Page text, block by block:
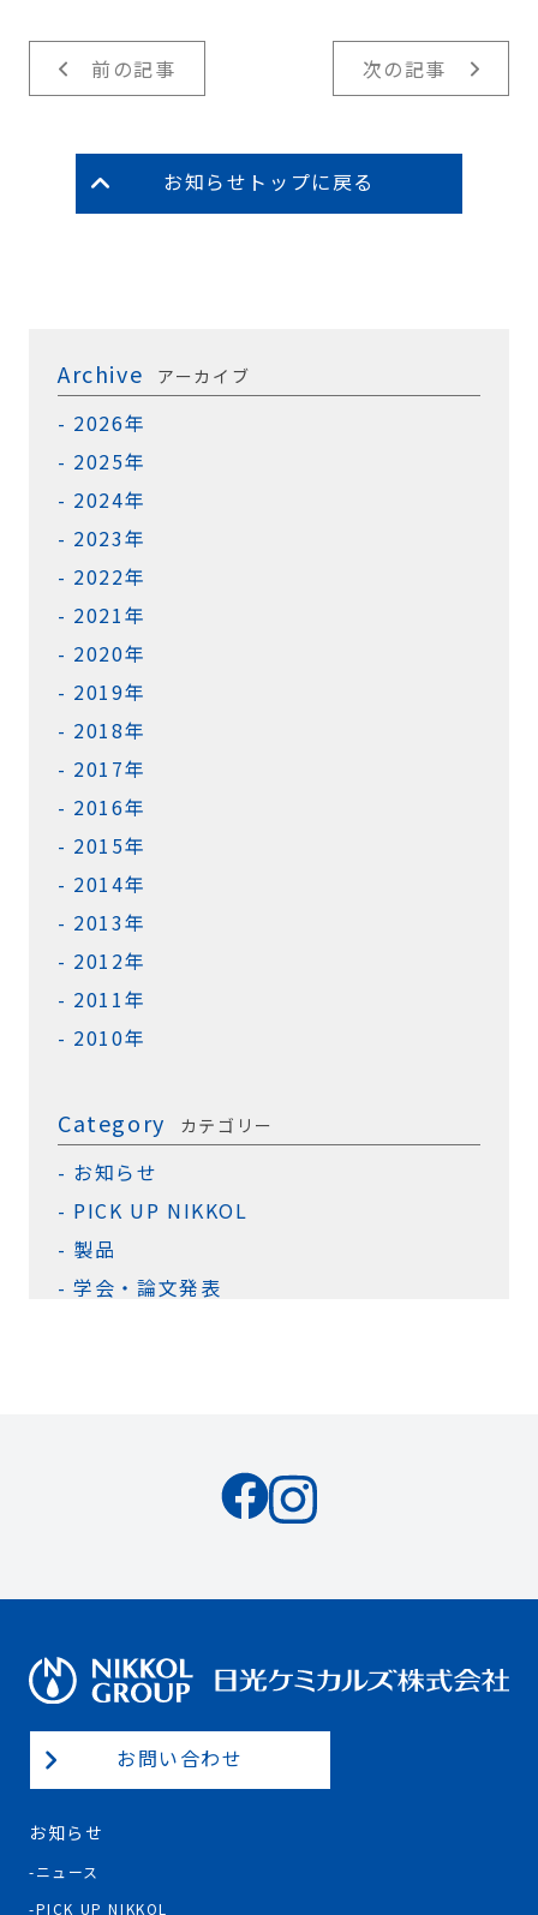
前の記事 次の記事
お知らせトップに戻る
Archive アーカイブ
2026年
2025年
2024年
2023年
2022年
2021年
2020年
2019年
2018年
2017年
2016年
2015年
2014年
2013年
2012年
2011年
2010年
Category カテゴリー
お知らせ
PICK UP NIKKOL
製品
学会・論文発表
お問い合わせ
お知らせ
ニュース
PICK UP NIKKOL